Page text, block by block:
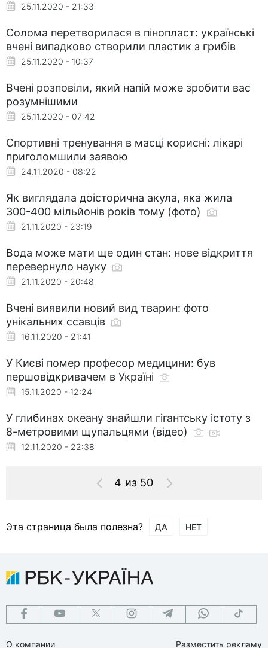
25.11.2020 - 21:33
Солома перетворилася в пінопласт: українські
вчені випадково створили пластик з грибів
25.11.2020 - 10:37
Вчені розповіли, який напій може зробити вас
розумнішими
25.11.2020 - 07:42
Спортивні тренування в масці корисні: лікарі
приголомшили заявою
24.11.2020 - 08:22
Як виглядала доісторична акула, яка жила
300-400 мільйонів років тому (фото)
21.11.2020 - 23:19
Вода може мати ще один стан: нове відкриття
перевернуло науку
21.11.2020 - 20:48
Вчені виявили новий вид тварин: фото
унікальних ссавців
16.11.2020 - 21:41
У Києві помер професор медицини: був
першовідкривачем в Україні
15.11.2020 - 12:24
У глибинах океану знайшли гігантську істоту з
8-метровими щупальцями (відео)
12.11.2020 - 22:38
4 из 50
Эта страница была полезна? ДА НЕТ
О компании
Разместить рекламу